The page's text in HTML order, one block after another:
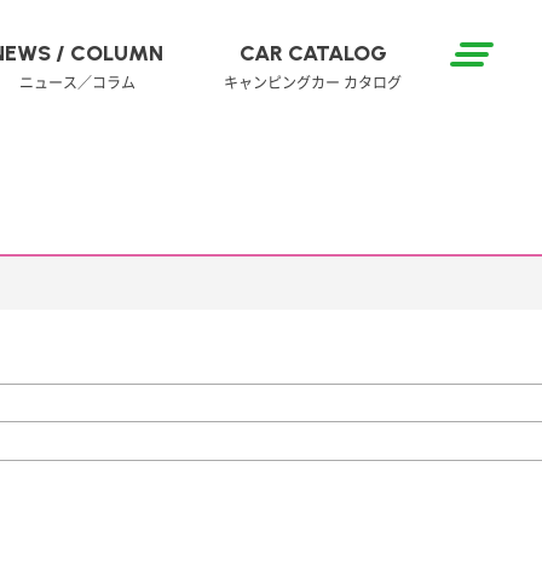
/ COLUMN
ニュース／コラム
CAR CATALOG
キャンピングカー カタログ